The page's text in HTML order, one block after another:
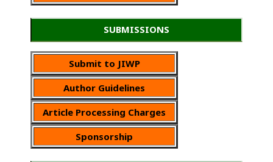
SUBMISSIONS
Submit to JIWP
Author Guidelines
Article Processing Charges
Sponsorship